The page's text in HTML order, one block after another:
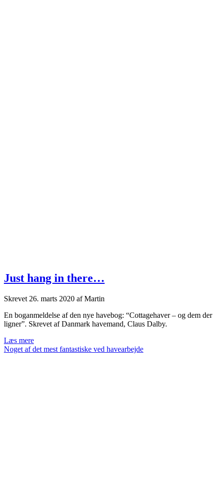
Just hang in there…
Skrevet 26. marts 2020 afMartin
En boganmeldelse af den nye havebog: “Cottagehaver – og dem der
ligner”. Skrevet af Danmark havemand, Claus Dalby.
Læs mereJust
hang
Noget af det mest fantastiske ved havearbejde